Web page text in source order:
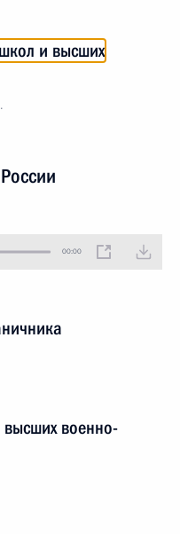
и высших
00:00
военно-